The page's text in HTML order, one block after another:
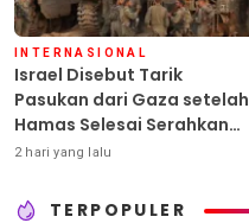
INTERNASIONAL
Israel Disebut Tarik
Pasukan dari Gaza setelah
Hamas Selesai Serahkan
Senjata
2 hari yang lalu
TERPOPULER